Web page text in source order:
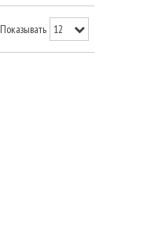
Показывать